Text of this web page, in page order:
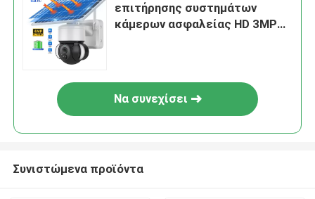
επιτήρησης συστημάτων
κάμερων ασφαλείας HD 3MP
Να συνεχίσει
Συνιστώμενα προϊόντα